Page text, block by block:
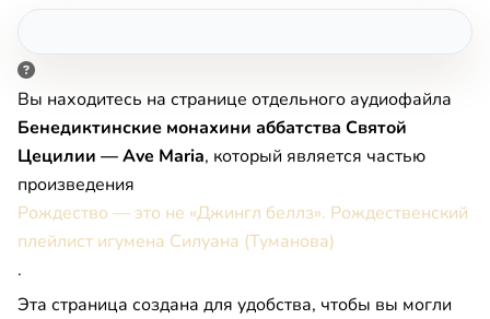
Вы находитесь на странице отдельного аудиофайла
Бенедиктинские монахини аббатства Святой
Цецилии — Ave Maria, который является частью
произведения
Рождество — это не «Джингл беллз». Рождественский
плейлист игумена Силуана (Туманова)
.
Эта страница создана для удобства, чтобы вы могли